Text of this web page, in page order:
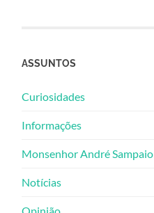
ASSUNTOS
Curiosidades
Informações
Monsenhor André Sampaio
Notícias
Opinião